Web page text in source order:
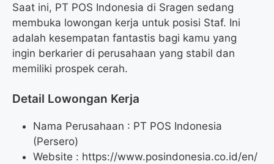
Saat ini, PT POS Indonesia di Sragen sedang
membuka lowongan kerja untuk posisi Staf. Ini
adalah kesempatan fantastis bagi kamu yang
ingin berkarier di perusahaan yang stabil dan
memiliki prospek cerah.
Detail Lowongan Kerja
Nama Perusahaan : PT POS Indonesia
(Persero)
Website : https://www.posindonesia.co.id/en/